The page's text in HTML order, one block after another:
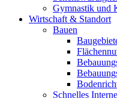
Gymnastik und
Wirtschaft & Standort
Bauen
Schnelles